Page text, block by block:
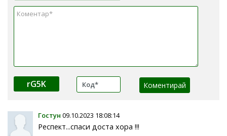
rG5K
Гостун 09.10.2023 18:08:14
Респект...спаси доста хора !!!